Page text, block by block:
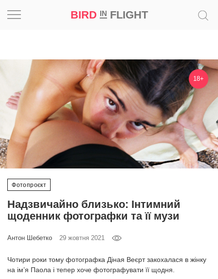
BIRD INFLIGHT
18+
Фотопроєкт
Надзвичайно близько: Інтимний
щоденник фотографки та її музи
Антон Шебетко 29 жовтня 2021
Чотири роки тому фотографка Діная Веєрт закохалася в жінку
на ім’я Паола і тепер хоче фотографувати її щодня.